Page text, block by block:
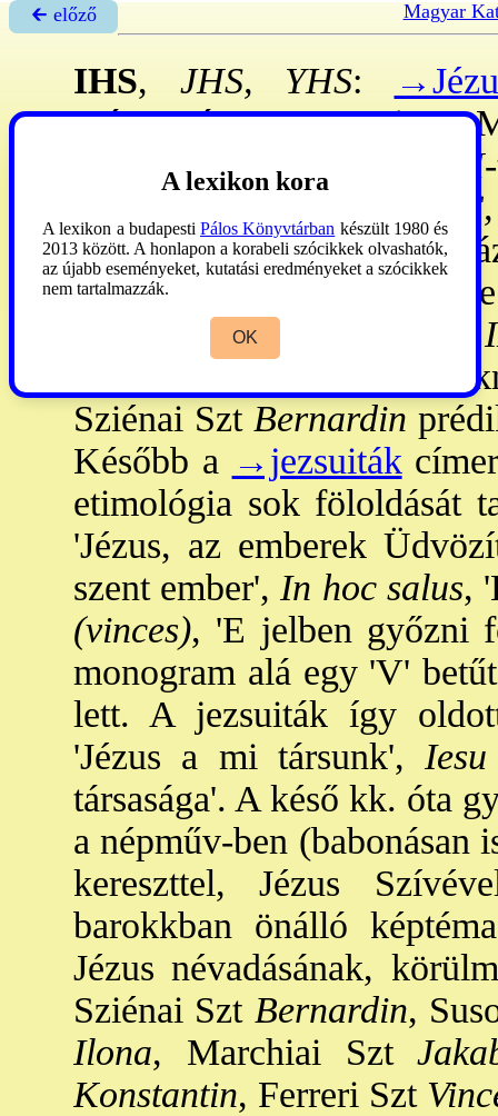
🡰 előző Magyar
IHS, JHS, YHS:
származó monogramja. -
legrégibb formáját, az
YH
föllelhető és a bizánci
Clatinizálása által jött
egész kk-on át tévesen
monogram a
Sziénai SztBernardin
Később a →jezsuiták
etimológia sok föloldását
'Jézus, az emberek
szent ember', In hoc salus,
(vinces), 'E jelben győzni
monogram alá egy 'V'
lett. A jezsuiták így
'Jézus a mi társunk',
társasága'. A késő kk. óta
a népműv-ben (babonásan
kereszttel, Jézus
barokkban önálló
Jézus névadásának,
Sziénai SztBernardin,
Ilona, Marchiai Szt
Konstantin, Ferreri Szt
A lexikon kora
A lexikon a budapesti Pálos Könyvtárban készült 1980 és
2013 között. A honlapon a korabeli szócikkek olvashatók,
az újabb eseményeket, kutatási eredményeket a szócikkek
nem tartalmazzák.
OK